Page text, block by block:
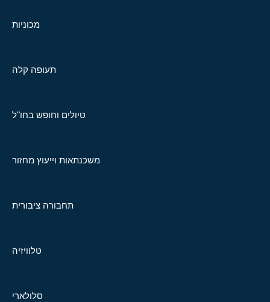
מכוניות
תעופה קלה
טיולים וחופש בחו"ל
משכנתאות וייעוץ מחזור
תחבורה ציבורית
טלוויזיה
סלולארי